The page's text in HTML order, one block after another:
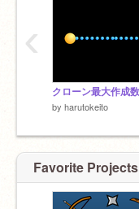
by harutokeito
‹
Favorite Projects